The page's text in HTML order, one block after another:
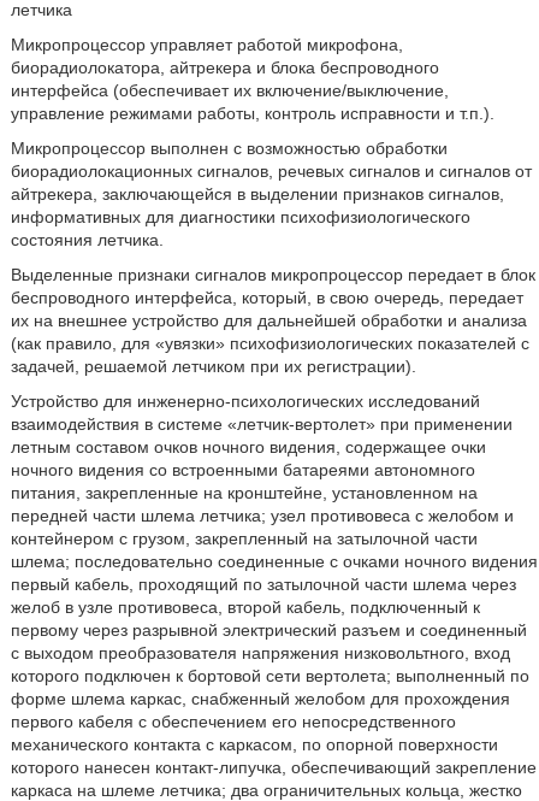
летчика
Микропроцессор управляет работой микрофона,
биорадиолокатора, айтрекера и блока беспроводного
интерфейса (обеспечивает их включение/выключение,
управление режимами работы, контроль исправности и т.п.).
Микропроцессор выполнен с возможностью обработки
биорадиолокационных сигналов, речевых сигналов и сигналов от
айтрекера, заключающейся в выделении признаков сигналов,
информативных для диагностики психофизиологического
состояния летчика.
Выделенные признаки сигналов микропроцессор передает в блок
беспроводного интерфейса, который, в свою очередь, передает
их на внешнее устройство для дальнейшей обработки и анализа
(как правило, для «увязки» психофизиологических показателей с
задачей, решаемой летчиком при их регистрации).
Устройство для инженерно-психологических исследований
взаимодействия в системе «летчик-вертолет» при применении
летным составом очков ночного видения, содержащее очки
ночного видения со встроенными батареями автономного
питания, закрепленные на кронштейне, установленном на
передней части шлема летчика; узел противовеса с желобом и
контейнером с грузом, закрепленный на затылочной части
шлема; последовательно соединенные с очками ночного видения
первый кабель, проходящий по затылочной части шлема через
желоб в узле противовеса, второй кабель, подключенный к
первому через разрывной электрический разъем и соединенный
с выходом преобразователя напряжения низковольтного, вход
которого подключен к бортовой сети вертолета; выполненный по
форме шлема каркас, снабженный желобом для прохождения
первого кабеля с обеспечением его непосредственного
механического контакта с каркасом, по опорной поверхности
которого нанесен контакт-липучка, обеспечивающий закрепление
каркаса на шлеме летчика; два ограничительных кольца, жестко